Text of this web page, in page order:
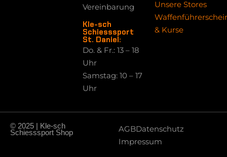
Vereinbarung
Kle-sch
Schiesssport
St. Daniel:
Do. & Fr.: 13 – 18
Uhr
Samstag: 10 – 17
Uhr
Unsere Stores
& Kurse
© 2025 | Kle-sch
Schiesssport Shop AGBDatenschutz
Impressum